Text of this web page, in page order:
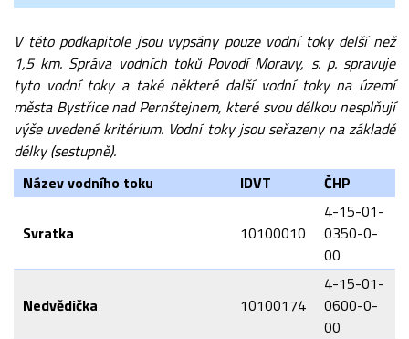
V této podkapitole jsou vypsány pouze vodní toky delší než
1,5 km. Správa vodních toků Povodí Moravy, s. p. spravuje
tyto vodní toky a také některé další vodní toky na území
města Bystřice nad Pernštejnem, které svou délkou nesplňují
výše uvedené kritérium. Vodní toky jsou seřazeny na základě
délky (sestupně).
Název vodního toku
IDVT ČHP
Svratka 10100010
4-15-01-
0350-0-
00
Nedvědička 10100174
4-15-01-
0600-0-
00